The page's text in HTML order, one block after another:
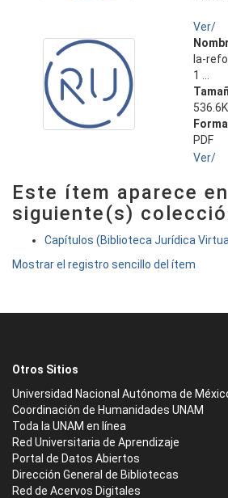
Ver/
la-
1 ...
PDF
Ver/
Este ítem aparece
siguiente(s)
Capítulos (Biblioteca Jurídica
Mostrar el registro sencillo del ítem
Otros Sitios
Universidad Nacional Autónoma de
Coordinación de Humanidades UNAM
Toda la UNAM en línea
Red Universitaria de Aprendizaje
Portal de Datos Abiertos
Dirección General de Bibliotecas
Red de Acervos Digitales